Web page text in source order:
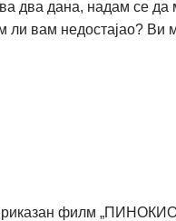
два дана, надам се
ли вам недостајао? Ви
филм